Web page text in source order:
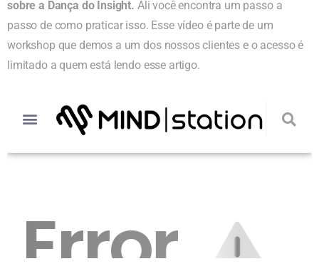
sobre a Dança do Insight. Ali você encontra um passo a
passo de como praticar isso. Esse vídeo é parte de um
workshop que demos a um dos nossos clientes e o acesso é
limitado a quem está lendo esse artigo.